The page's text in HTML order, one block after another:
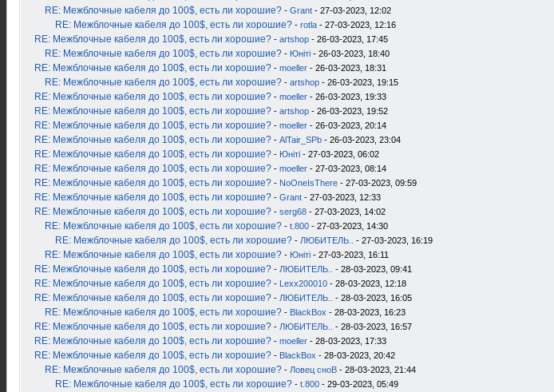
RE: Межблочные кабеля до 100$, есть ли хорошие? - Grant - 27-03-2023, 12:02
RE: Межблочные кабеля до 100$, есть ли хорошие? - rotla - 27-03-2023, 12:16
RE: Межблочные кабеля до 100$, есть ли хорошие? - artshop - 26-03-2023, 17:45
RE: Межблочные кабеля до 100$, есть ли хорошие? - Юнiтi - 26-03-2023, 18:40
RE: Межблочные кабеля до 100$, есть ли хорошие? - moeller - 26-03-2023, 18:31
RE: Межблочные кабеля до 100$, есть ли хорошие? - artshop - 26-03-2023, 19:15
RE: Межблочные кабеля до 100$, есть ли хорошие? - moeller - 26-03-2023, 19:33
RE: Межблочные кабеля до 100$, есть ли хорошие? - artshop - 26-03-2023, 19:52
RE: Межблочные кабеля до 100$, есть ли хорошие? - moeller - 26-03-2023, 20:14
RE: Межблочные кабеля до 100$, есть ли хорошие? - AlTair_SPb - 26-03-2023, 23:04
RE: Межблочные кабеля до 100$, есть ли хорошие? - Юнiтi - 27-03-2023, 06:02
RE: Межблочные кабеля до 100$, есть ли хорошие? - moeller - 27-03-2023, 08:14
RE: Межблочные кабеля до 100$, есть ли хорошие? - NoOneIsThere - 27-03-2023, 09:59
RE: Межблочные кабеля до 100$, есть ли хорошие? - Grant - 27-03-2023, 12:33
RE: Межблочные кабеля до 100$, есть ли хорошие? - serg68 - 27-03-2023, 14:02
RE: Межблочные кабеля до 100$, есть ли хорошие? - t.800 - 27-03-2023, 14:30
RE: Межблочные кабеля до 100$, есть ли хорошие? - ЛЮБИТЕЛЬ.. - 27-03-2023, 16:19
RE: Межблочные кабеля до 100$, есть ли хорошие? - Юнiтi - 27-03-2023, 16:11
RE: Межблочные кабеля до 100$, есть ли хорошие? - ЛЮБИТЕЛЬ.. - 28-03-2023, 09:41
RE: Межблочные кабеля до 100$, есть ли хорошие? - Lexx200010 - 28-03-2023, 12:18
RE: Межблочные кабеля до 100$, есть ли хорошие? - ЛЮБИТЕЛЬ.. - 28-03-2023, 16:05
RE: Межблочные кабеля до 100$, есть ли хорошие? - BlackBox - 28-03-2023, 16:23
RE: Межблочные кабеля до 100$, есть ли хорошие? - ЛЮБИТЕЛЬ.. - 28-03-2023, 16:57
RE: Межблочные кабеля до 100$, есть ли хорошие? - moeller - 28-03-2023, 17:33
RE: Межблочные кабеля до 100$, есть ли хорошие? - BlackBox - 28-03-2023, 20:42
RE: Межблочные кабеля до 100$, есть ли хорошие? - Ловец сноВ - 28-03-2023, 21:44
RE: Межблочные кабеля до 100$, есть ли хорошие? - t.800 - 29-03-2023, 05:49